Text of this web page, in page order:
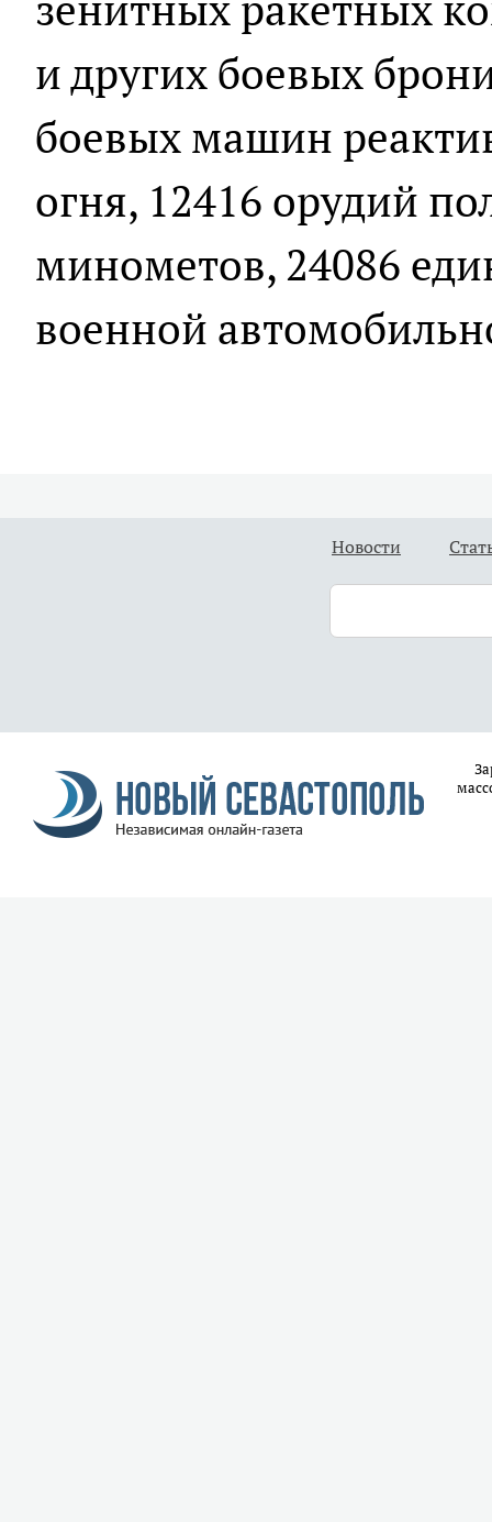
и других боевых
боевых машин
огня, 12416 орудий
минометов, 24086
военной
Новости